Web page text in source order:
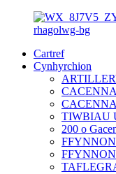
Cartref
Cynhyrchion
TIWBIAU
200 o